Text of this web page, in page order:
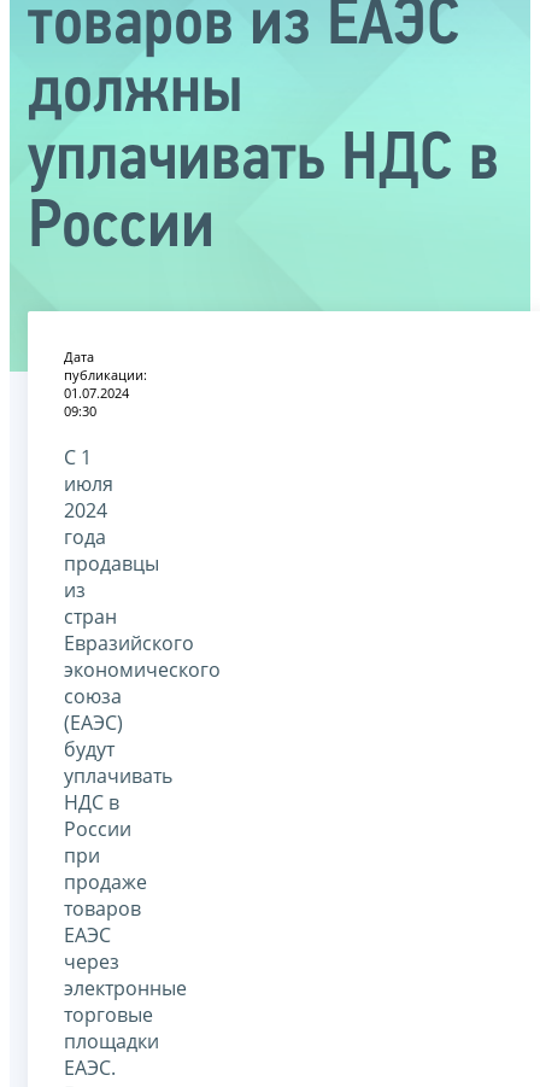
товаров из ЕАЭС
должны
уплачивать НДС в
России
Дата
публикации:
01.07.2024
09:30
С 1
июля
2024
года
продавцы
из
стран
Евразийского
экономического
союза
(ЕАЭС)
будут
уплачивать
НДС в
России
при
продаже
товаров
ЕАЭС
через
электронные
торговые
площадки
ЕАЭС.